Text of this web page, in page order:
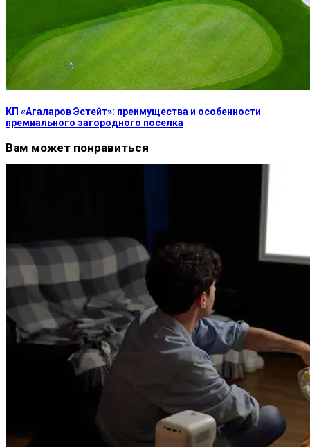
КП «Агаларов Эстейт»: преимущества и особенности
премиального загородного поселка
Вам может понравиться